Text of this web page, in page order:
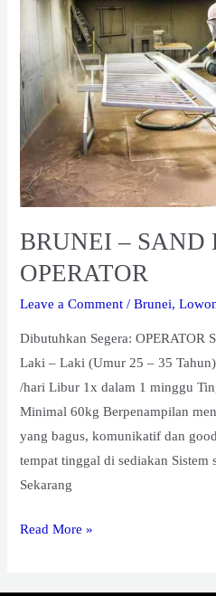
BRUNEI – SAND
OPERATOR
Leave a Comment /Brunei,
Dibutuhkan Segera:
Laki – Laki (Umur 25 – 35
/hari Libur 1x dalam 1 minggu
Minimal 60kg Berpenampilan
yang bagus, komunikatif dan
tempat tinggal di sediakan Sistem
Sekarang
OPERATOR
Read More »